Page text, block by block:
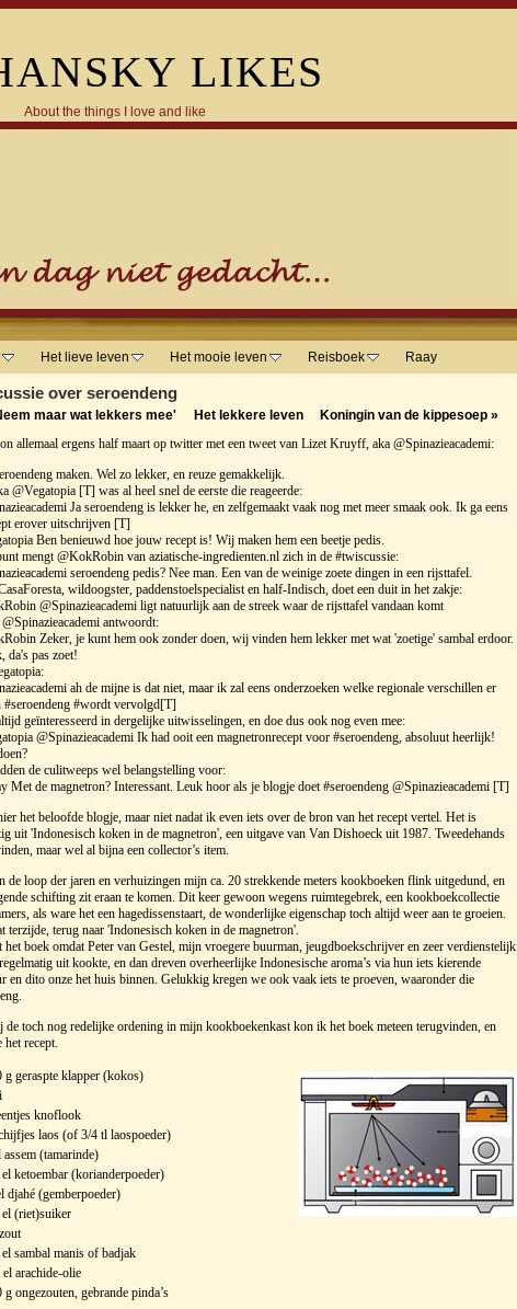
LIKES
About the things I love and like
Het lieve leven Het mooie leven Reisboek Raay
over seroendeng
maar wat lekkers mee' Het lekkere leven Koningin van de kippesoep »
allemaal ergens half maart op twitter met een tweet van Lizet Kruyff, aka @Spinazieacademi:
maken. Wel zo lekker, en reuze gemakkelijk.
@Vegatopia [T] was al heel snel de eerste die reageerde:
Ja seroendeng is lekker he, en zelfgemaakt vaak nog met meer smaak ook. Ik ga eens
erover uitschrijven [T]
Ben benieuwd hoe jouw recept is! Wij maken hem een beetje pedis.
mengt @KokRobin van aziatische-ingredienten.nl zich in de #twiscussie:
seroendeng pedis? Nee man. Een van de weinige zoete dingen in een rijsttafel.
wildoogster, paddenstoelspecialist en half-Indisch, doet een duit in het zakje:
@Spinazieacademi ligt natuurlijk aan de streek waar de rijsttafel vandaan komt
antwoordt:
Zeker, je kunt hem ook zonder doen, wij vinden hem lekker met wat 'zoetige' sambal erdoor.
da's pas zoet!
ah de mijne is dat niet, maar ik zal eens onderzoeken welke regionale verschillen er
#seroendeng #wordt vervolgd[T]
geïnteresseerd in dergelijke uitwisselingen, en doe dus ook nog even mee:
@Spinazieacademi Ik had ooit een magnetronrecept voor #seroendeng, absoluut heerlijk!
de culitweeps wel belangstelling voor:
Met de magnetron? Interessant. Leuk hoor als je blogje doet #seroendeng @Spinazieacademi [T]
het beloofde blogje, maar niet nadat ik even iets over de bron van het recept vertel. Het is
uit 'Indonesisch koken in de magnetron', een uitgave van Van Dishoeck uit 1987. Tweedehands
maar wel al bijna een collector’s item.
de loop der jaren en verhuizingen mijn ca. 20 strekkende meters kookboeken flink uitgedund, en
schifting zit eraan te komen. Dit keer gewoon wegens ruimtegebrek, een kookboekcollectie
als ware het een hagedissenstaart, de wonderlijke eigenschap toch altijd weer aan te groeien.
terzijde, terug naar 'Indonesisch koken in de magnetron'.
boek omdat Peter van Gestel, mijn vroegere buurman, jeugdboekschrijver en zeer verdienstelijk
uit kookte, en dan dreven overheerlijke Indonesische aroma’s via hun iets kierende
en dito onze het huis binnen. Gelukkig kregen we ook vaak iets te proeven, waaronder die
de toch nog redelijke ordening in mijn kookboekenkast kon ik het boek meteen terugvinden, en
het recept.
g geraspte klapper (kokos)
knoflook
laos (of 3/4 tl laospoeder)
assem (tamarinde)
el ketoembar (korianderpoeder)
djahé (gemberpoeder)
el (riet)suiker
el sambal manis of badjak
arachide-olie
g ongezouten, gebrande pinda’s